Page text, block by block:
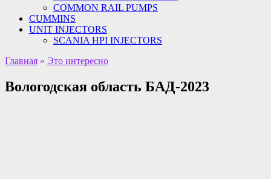
COMMON RAIL PUMPS
CUMMINS
UNIT INJECTORS
SCANIA HPI INJECTORS
Главная » Это интересно
Вологодская область БАД-2023